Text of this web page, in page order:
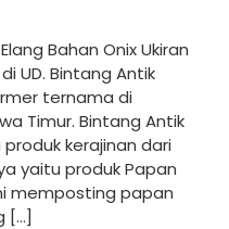
Bahan Onix Ukiran
UD. Bintang Antik
ternama di
Timur. Bintang Antik
kerajinan dari
yaitu produk Papan
memposting papan
[…]